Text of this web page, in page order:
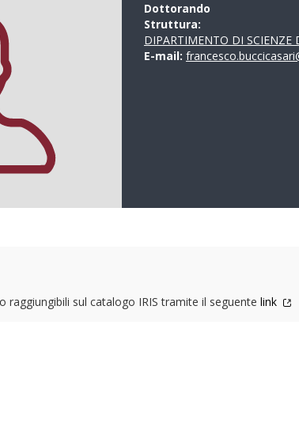
Dottorando
Struttura:
DIPARTIMENTO DI SCIENZE
E-mail:
raggiungibili sul catalogo IRIS tramite il seguente link